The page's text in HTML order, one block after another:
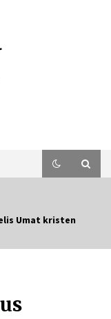
Umat kristen